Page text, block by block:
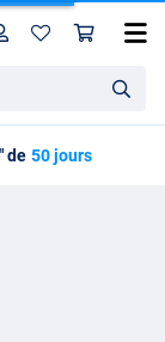
HomeProfil